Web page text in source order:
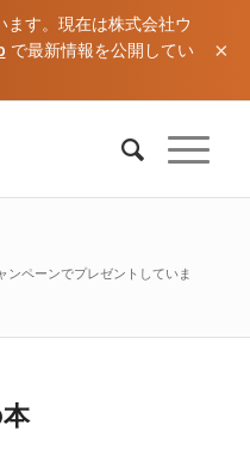
す。現在は株式会社ウ
で最新情報を公開してい
×
ンペーンでプレゼントしていま